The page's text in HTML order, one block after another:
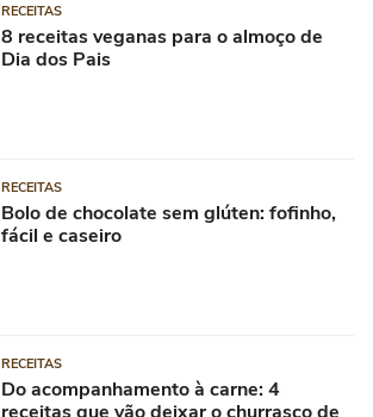
RECEITAS
8 receitas veganas para o almoço de
Dia dos Pais
RECEITAS
Bolo de chocolate sem glúten: fofinho,
fácil e caseiro
RECEITAS
Do acompanhamento à carne: 4